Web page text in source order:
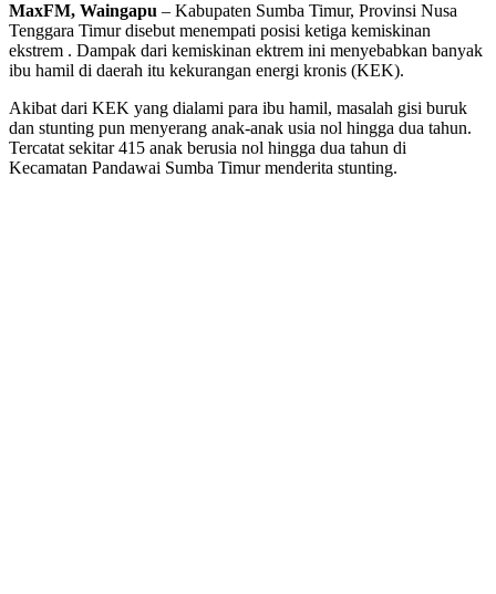
MaxFM, Waingapu – Kabupaten Sumba Timur, Provinsi Nusa
Tenggara Timur disebut menempati posisi ketiga kemiskinan
ekstrem . Dampak dari kemiskinan ektrem ini menyebabkan banyak
ibu hamil di daerah itu kekurangan energi kronis (KEK).
Akibat dari KEK yang dialami para ibu hamil, masalah gisi buruk
dan stunting pun menyerang anak-anak usia nol hingga dua tahun.
Tercatat sekitar 415 anak berusia nol hingga dua tahun di
Kecamatan Pandawai Sumba Timur menderita stunting.